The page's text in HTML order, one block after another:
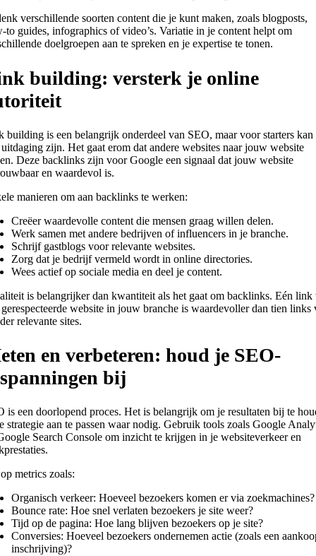
verschillende soorten content die je kunt maken, zoals blogposts,
to guides, infographics of video’s. Variatie in je content helpt om
doelgroepen aan te spreken en je expertise te tonen.
building: versterk je online
building is een belangrijk onderdeel van SEO, maar voor starters kan
uitdaging zijn. Het gaat erom dat andere websites naar jouw website
Deze backlinks zijn voor Google een signaal dat jouw website
en waardevol is.
manieren om aan backlinks te werken:
Creëer waardevolle content die mensen graag willen delen.
Werk samen met andere bedrijven of influencers in je branche.
Schrijf gastblogs voor relevante websites.
Zorg dat je bedrijf vermeld wordt in online directories.
Wees actief op sociale media en deel je content.
is belangrijker dan kwantiteit als het gaat om backlinks. Eén link
gerespecteerde website in jouw branche is waardevoller dan tien links
relevante sites.
en verbeteren: houd je SEO-
bij
is een doorlopend proces. Het is belangrijk om je resultaten bij te
strategie aan te passen waar nodig. Gebruik tools zoals Google
Search Console om inzicht te krijgen in je websiteverkeer en
metrics zoals:
Organisch verkeer: Hoeveel bezoekers komen er via zoekmachines?
Bounce rate: Hoe snel verlaten bezoekers je site weer?
Tijd op de pagina: Hoe lang blijven bezoekers op je site?
Conversies: Hoeveel bezoekers ondernemen actie (zoals een
inschrijving)?